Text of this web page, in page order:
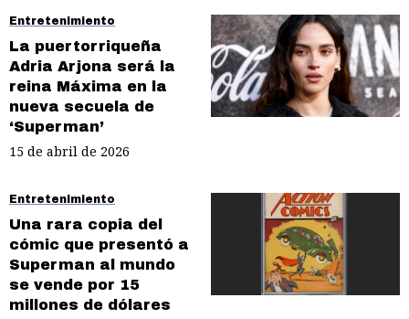
Entretenimiento
La puertorriqueña
Adria Arjona será la
reina Máxima en la
nueva secuela de
‘Superman’
15 de abril de 2026
Entretenimiento
Una rara copia del
cómic que presentó a
Superman al mundo
se vende por 15
millones de dólares